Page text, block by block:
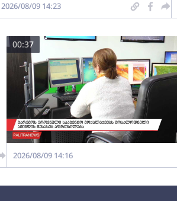
2026/08/09 14:23
00:37
2026/08/09 14:16